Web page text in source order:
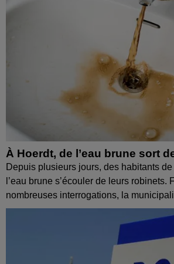
À Hoerdt, de l’eau brune sort
Depuis plusieurs jours, des habitants
l’eau brune s’écouler de leurs robinets.
nombreuses interrogations, la